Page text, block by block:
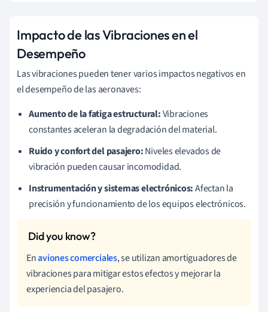
Impacto de las Vibraciones en el
Desempeño
Las vibraciones pueden tener varios impactos negativos en
el desempeño de las aeronaves:
Aumento de la fatiga estructural:Vibraciones
constantes aceleran la degradación del material.
Ruido y confort del pasajero:Niveles elevados de
vibración pueden causar incomodidad.
Instrumentación y sistemas electrónicos:Afectan la
precisión y funcionamiento de los equipos electrónicos.
Enaviones comerciales, se utilizan amortiguadores de
vibraciones para mitigar estos efectos y mejorar la
experiencia del pasajero.